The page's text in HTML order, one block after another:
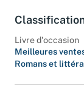
Livre d'occasion
Meilleures
Romans et